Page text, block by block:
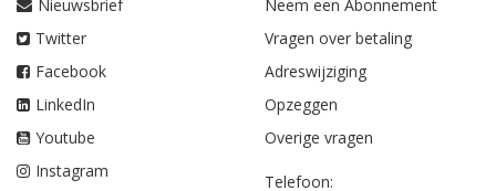
Nieuwsbrief
Twitter
Facebook
LinkedIn
Youtube
Instagram
Neem een Abonnement
Vragen over betaling
Adreswijziging
Opzeggen
Overige vragen
Telefoon: